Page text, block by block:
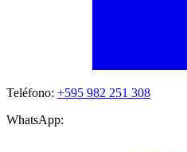
Teléfono: +595 982 251 308
WhatsApp: